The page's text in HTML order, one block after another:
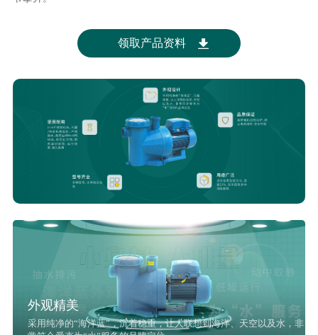
领取产品资料
外观精美
采用纯净的“海洋蓝”，沉着稳重，让人联想到海洋、天空以及水，非